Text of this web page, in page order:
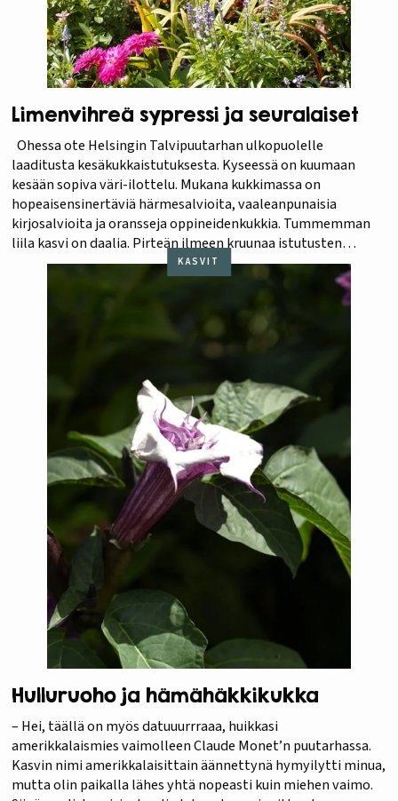
Limenvihreä sypressi ja seuralaiset
Ohessa ote Helsingin Talvipuutarhan ulkopuolelle
laaditusta kesäkukkaistutuksesta. Kyseessä on kuumaan
kesään sopiva väri-ilottelu. Mukana kukkimassa on
hopeaisensinertäviä härmesalvioita, vaaleanpunaisia
kirjosalvioita ja oransseja oppineidenkukkia. Tummemman
liila kasvi on daalia. Pirteän ilmeen kruunaa istutusten
lomasta pilkistävä limenvärinen ruukku, jossa viihtyvät
punaiset tulisalviat, liilahtavat kurjenpolvet ja
kirkkaanvihreä sypressi.
KASVIT
Hulluruoho ja hämähäkkikukka
– Hei, täällä on myös datuuurrraaa, huikkasi
amerikkalaismies vaimolleen Claude Monet’n puutarhassa.
Kasvin nimi amerikkalaisittain äännettynä hymyilytti minua,
mutta olin paikalla lähes yhtä nopeasti kuin miehen vaimo.